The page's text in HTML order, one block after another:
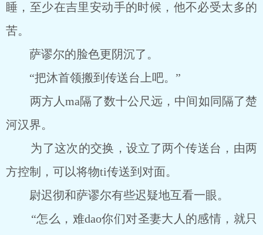
睡，至少在吉里安动手的时候，他不必受太多的
苦。
萨谬尔的脸色更阴沉了。
“把沐首领搬到传送台上吧。”
两方人ma隔了数十公尺远，中间如同隔了楚
河汉界。
为了这次的交换，设立了两个传送台，由两
方控制，可以将物ti传送到对面。
尉迟彻和萨谬尔有些迟疑地互看一眼。
“怎么，难dao你们对圣妻大人的感情，就只